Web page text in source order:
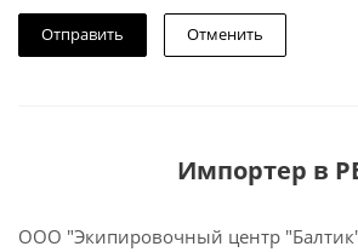
Отменить
Импортер в
ООО "Экипировочный центр